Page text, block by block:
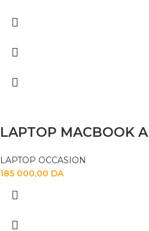
LAPTOP OCCASION
185 000,00 DA